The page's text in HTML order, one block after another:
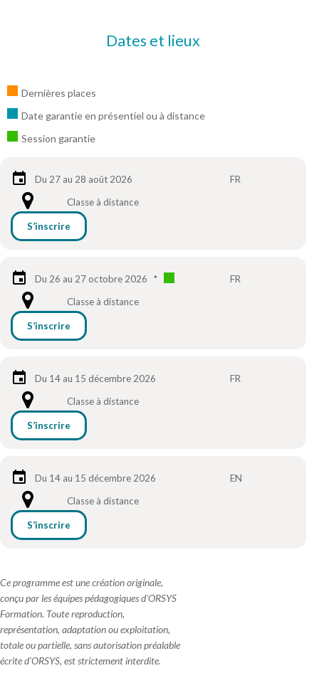
Dates et lieux
Dernières places
Date garantie en présentiel ou à distance
Session garantie
Du 27 au 28 août 2026
FR
Classe à distance
S’inscrire
Du 26 au 27 octobre 2026 *
FR
Classe à distance
S’inscrire
Du 14 au 15 décembre 2026
FR
Classe à distance
S’inscrire
Du 14 au 15 décembre 2026
EN
Classe à distance
S’inscrire
Ce programme est une création originale,
conçu par les équipes pédagogiques d'ORSYS
Formation. Toute reproduction,
représentation, adaptation ou exploitation,
totale ou partielle, sans autorisation préalable
écrite d'ORSYS, est strictement interdite.